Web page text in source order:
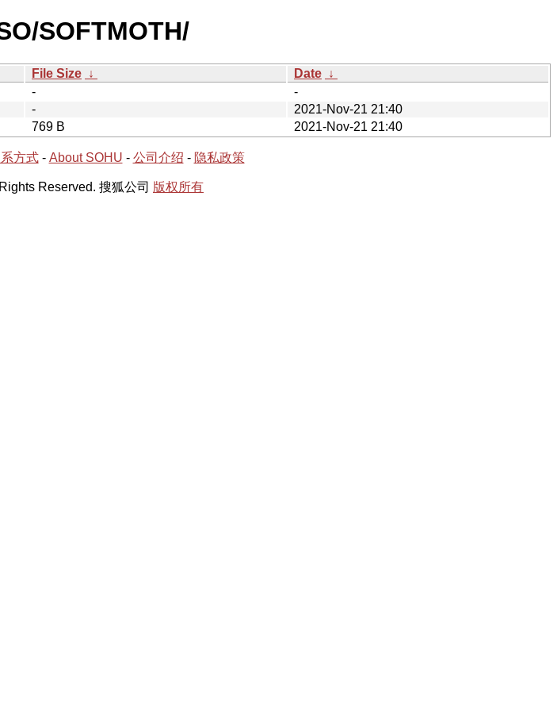
SOFTMOTH/
File Size ↓ Date ↓
-
-
-
2021-Nov-21 21:40
769 B 2021-Nov-21 21:40
方式- About SOHU - 公司介绍 - 隐私政策
Reserved. 搜狐公司 版权所有